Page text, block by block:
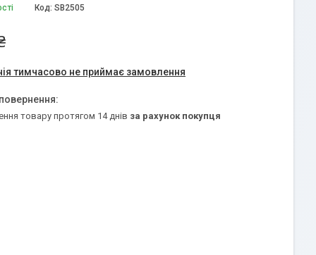
Код: SB2505
тимчасово не приймає замовлення
товару протягом 14 днів за рахунок покупця